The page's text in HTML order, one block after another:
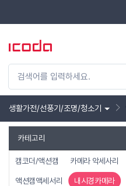
생활가전/선풍기/조명/청소기
카테고리
캠코더/액션캠 카메라 악세사리
액션캠액세서리 내시경카메라